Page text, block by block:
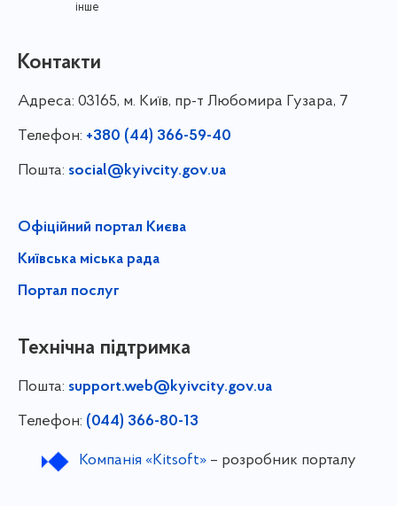
інше
Контакти
Адреса: 03165, м. Київ, пр-т Любомира Гузара, 7
Телефон: +380 (44) 366-59-40
Пошта: social@kyivcity.gov.ua
Офіційний портал Києва
Київська міська рада
Портал послуг
Технічна підтримка
Пошта: support.web@kyivcity.gov.ua
Телефон: (044) 366-80-13
Компанія «Kitsoft»– розробник порталу